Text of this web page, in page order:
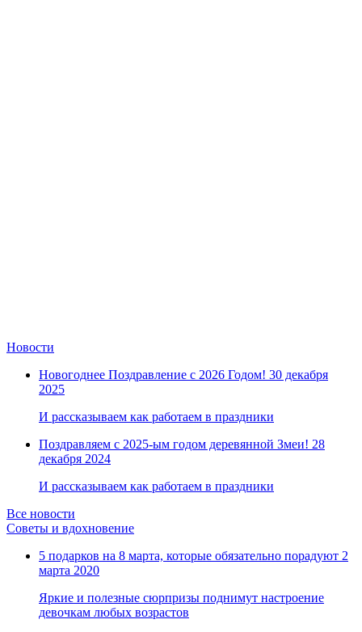
Новости
Новогоднее Поздравление с 2026 Годом! 30 декабря
2025
И рассказываем как работаем в праздники
Поздравляем с 2025-ым годом деревянной Змеи! 28
декабря 2024
И рассказываем как работаем в праздники
Все новости
Советы и вдохновение
5 подарков на 8 марта, которые обязательно порадуют 2
марта 2020
Яркие и полезные сюрпризы поднимут настроение
девочкам любых возрастов